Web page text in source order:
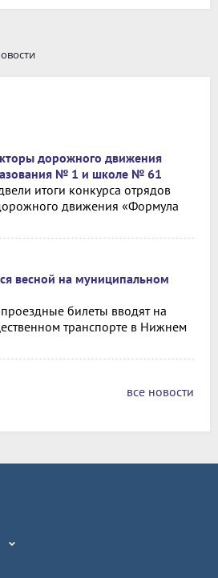
дорожного движения
№ 1 и школе № 61
итоги конкурса отрядов
движения «Формула
весной на муниципальном
билеты вводят на
транспорте в Нижнем
все новости